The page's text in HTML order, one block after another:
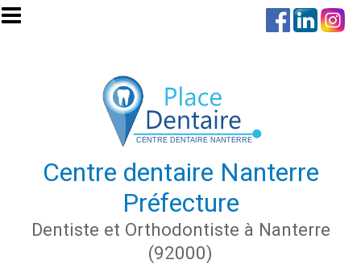
Aller au contenu principal
Centre dentaire Nanterre
Préfecture
Dentiste et Orthodontiste à Nanterre
(92000)